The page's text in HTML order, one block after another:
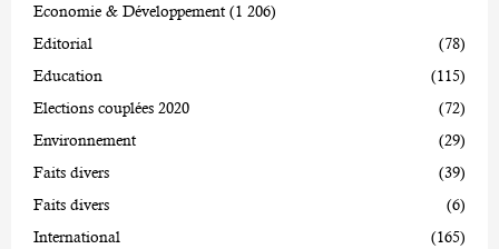
Economie & Développement (1 206)
Editorial
(78)
Education
(115)
Elections couplées 2020
(72)
Environnement
(29)
Faits divers
(39)
Faits divers
(6)
International
(165)